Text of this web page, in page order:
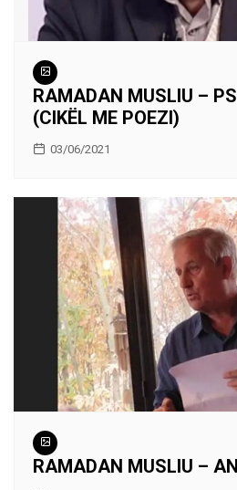
RAMADAN MUSLIU –
(CIKËL ME POEZI)
03/06/2021
RAMADAN MUSLIU –